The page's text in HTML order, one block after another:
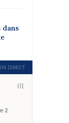
dans
DIRECT
01
2